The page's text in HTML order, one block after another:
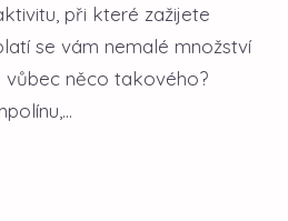
při které zažijete
se vám nemalé množství
vůbec něco takového?